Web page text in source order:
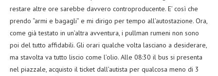
restare altre ore sarebbe davvero controproducente. E’ così che
prendo “armi e bagagli” e mi dirigo per tempo all’autostazione. Ora,
come già testato in un’altra avventura, i pullman rumeni non sono
poi del tutto affidabili. Gli orari qualche volta lasciano a desiderare,
ma stavolta va tutto liscio come l’olio. Alle 08:30 il bus si presenta
nel piazzale, acquisto il ticket dall’autista per qualcosa meno di 3